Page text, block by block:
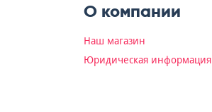
О компании
Наш магазин
Юридическая информация